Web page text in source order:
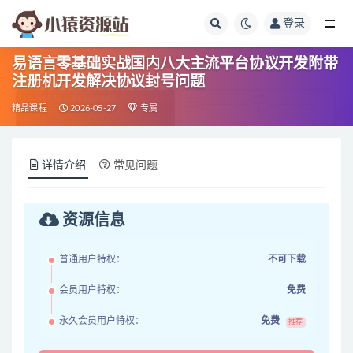
登录
易语言零基础实战国内八大主流平台协议开发附带
注册机开发解决协议封号问题
精品课程 2026-05-27 专属
详情介绍 常见问题
资源信息
普通用户特权： 不可下载
会员用户特权： 免费
永久会员用户特权： 免费 推荐